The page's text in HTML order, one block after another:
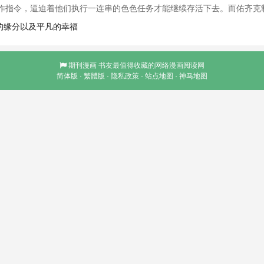
指令，逼迫着他们执行一连串的色色任务才能继续存活下去。而佑齐
理上的「大爆发」!!「妈~妳可以成为我的炮友吗?」
缘分以及平凡的幸福
期刊漫画 书友最值得收藏的网络漫画阅读网
简体版 · 繁體版 · 隐私政策 · 站点地图 · 神马地图